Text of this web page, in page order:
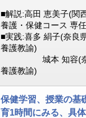
■解説:高田 恵美子(関
養護・保健コース 専
■実践:喜多 絹子(奈良
養護教諭)
城本 知容(奈良
養護教諭)
保健学習、授業の基
育1時間にみる、具